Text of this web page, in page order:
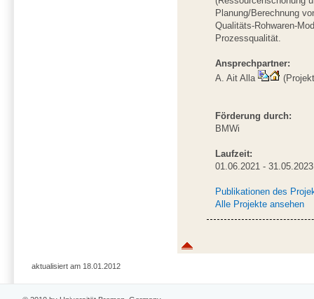
Planung/Berechnung
Qualitäts-Rohwaren-
Prozessqualität.
Ansprechpartner:
A. Ait Alla
Förderung durch:
BMWi
Laufzeit:
01.06.2021 - 31.05.2023
Publikationen des
Alle Projekte ansehen
aktualisiert am 18.01.2012